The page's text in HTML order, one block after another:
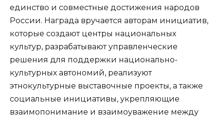
единство и совместные достижения народов
России. Награда вручается авторам инициатив,
которые создают центры национальных
культур, разрабатывают управленческие
решения для поддержки национально-
культурных автономий, реализуют
этнокультурные выставочные проекты, а также
социальные инициативы, укрепляющие
взаимопонимание и взаимоуважение между